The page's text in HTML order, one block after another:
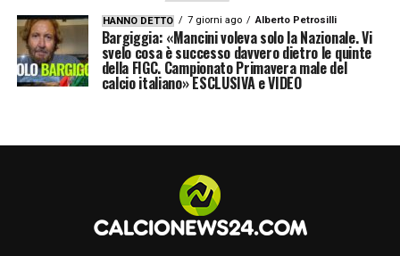
HANNO DETTO 7 giorni ago Alberto Petrosilli
Bargiggia: «Mancini voleva solo la Nazionale. Vi
svelo cosa è successo davvero dietro le quinte
della FIGC. Campionato Primavera male del
calcio italiano» ESCLUSIVA e VIDEO